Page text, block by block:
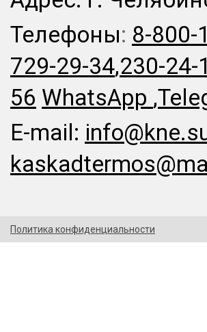
Телефоны: 8-800-
729-29-34,230-24-
56 WhatsApp ,
E-mail:
Политика конфиденциальности